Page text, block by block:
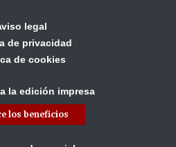
legal
de privacidad
de cookies
la edición impresa
los beneficios